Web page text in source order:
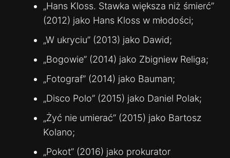
„Hans Kloss. Stawka większa niż śmierć”
(2012) jako Hans Kloss w młodości;
„W ukryciu” (2013) jako Dawid;
„Bogowie” (2014) jako Zbigniew Religa;
„Fotograf” (2014) jako Bauman;
„Disco Polo” (2015) jako Daniel Polak;
„Żyć nie umierać” (2015) jako Bartosz
Kolano;
„Pokot” (2016) jako prokurator